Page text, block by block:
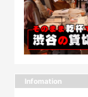
Infomation